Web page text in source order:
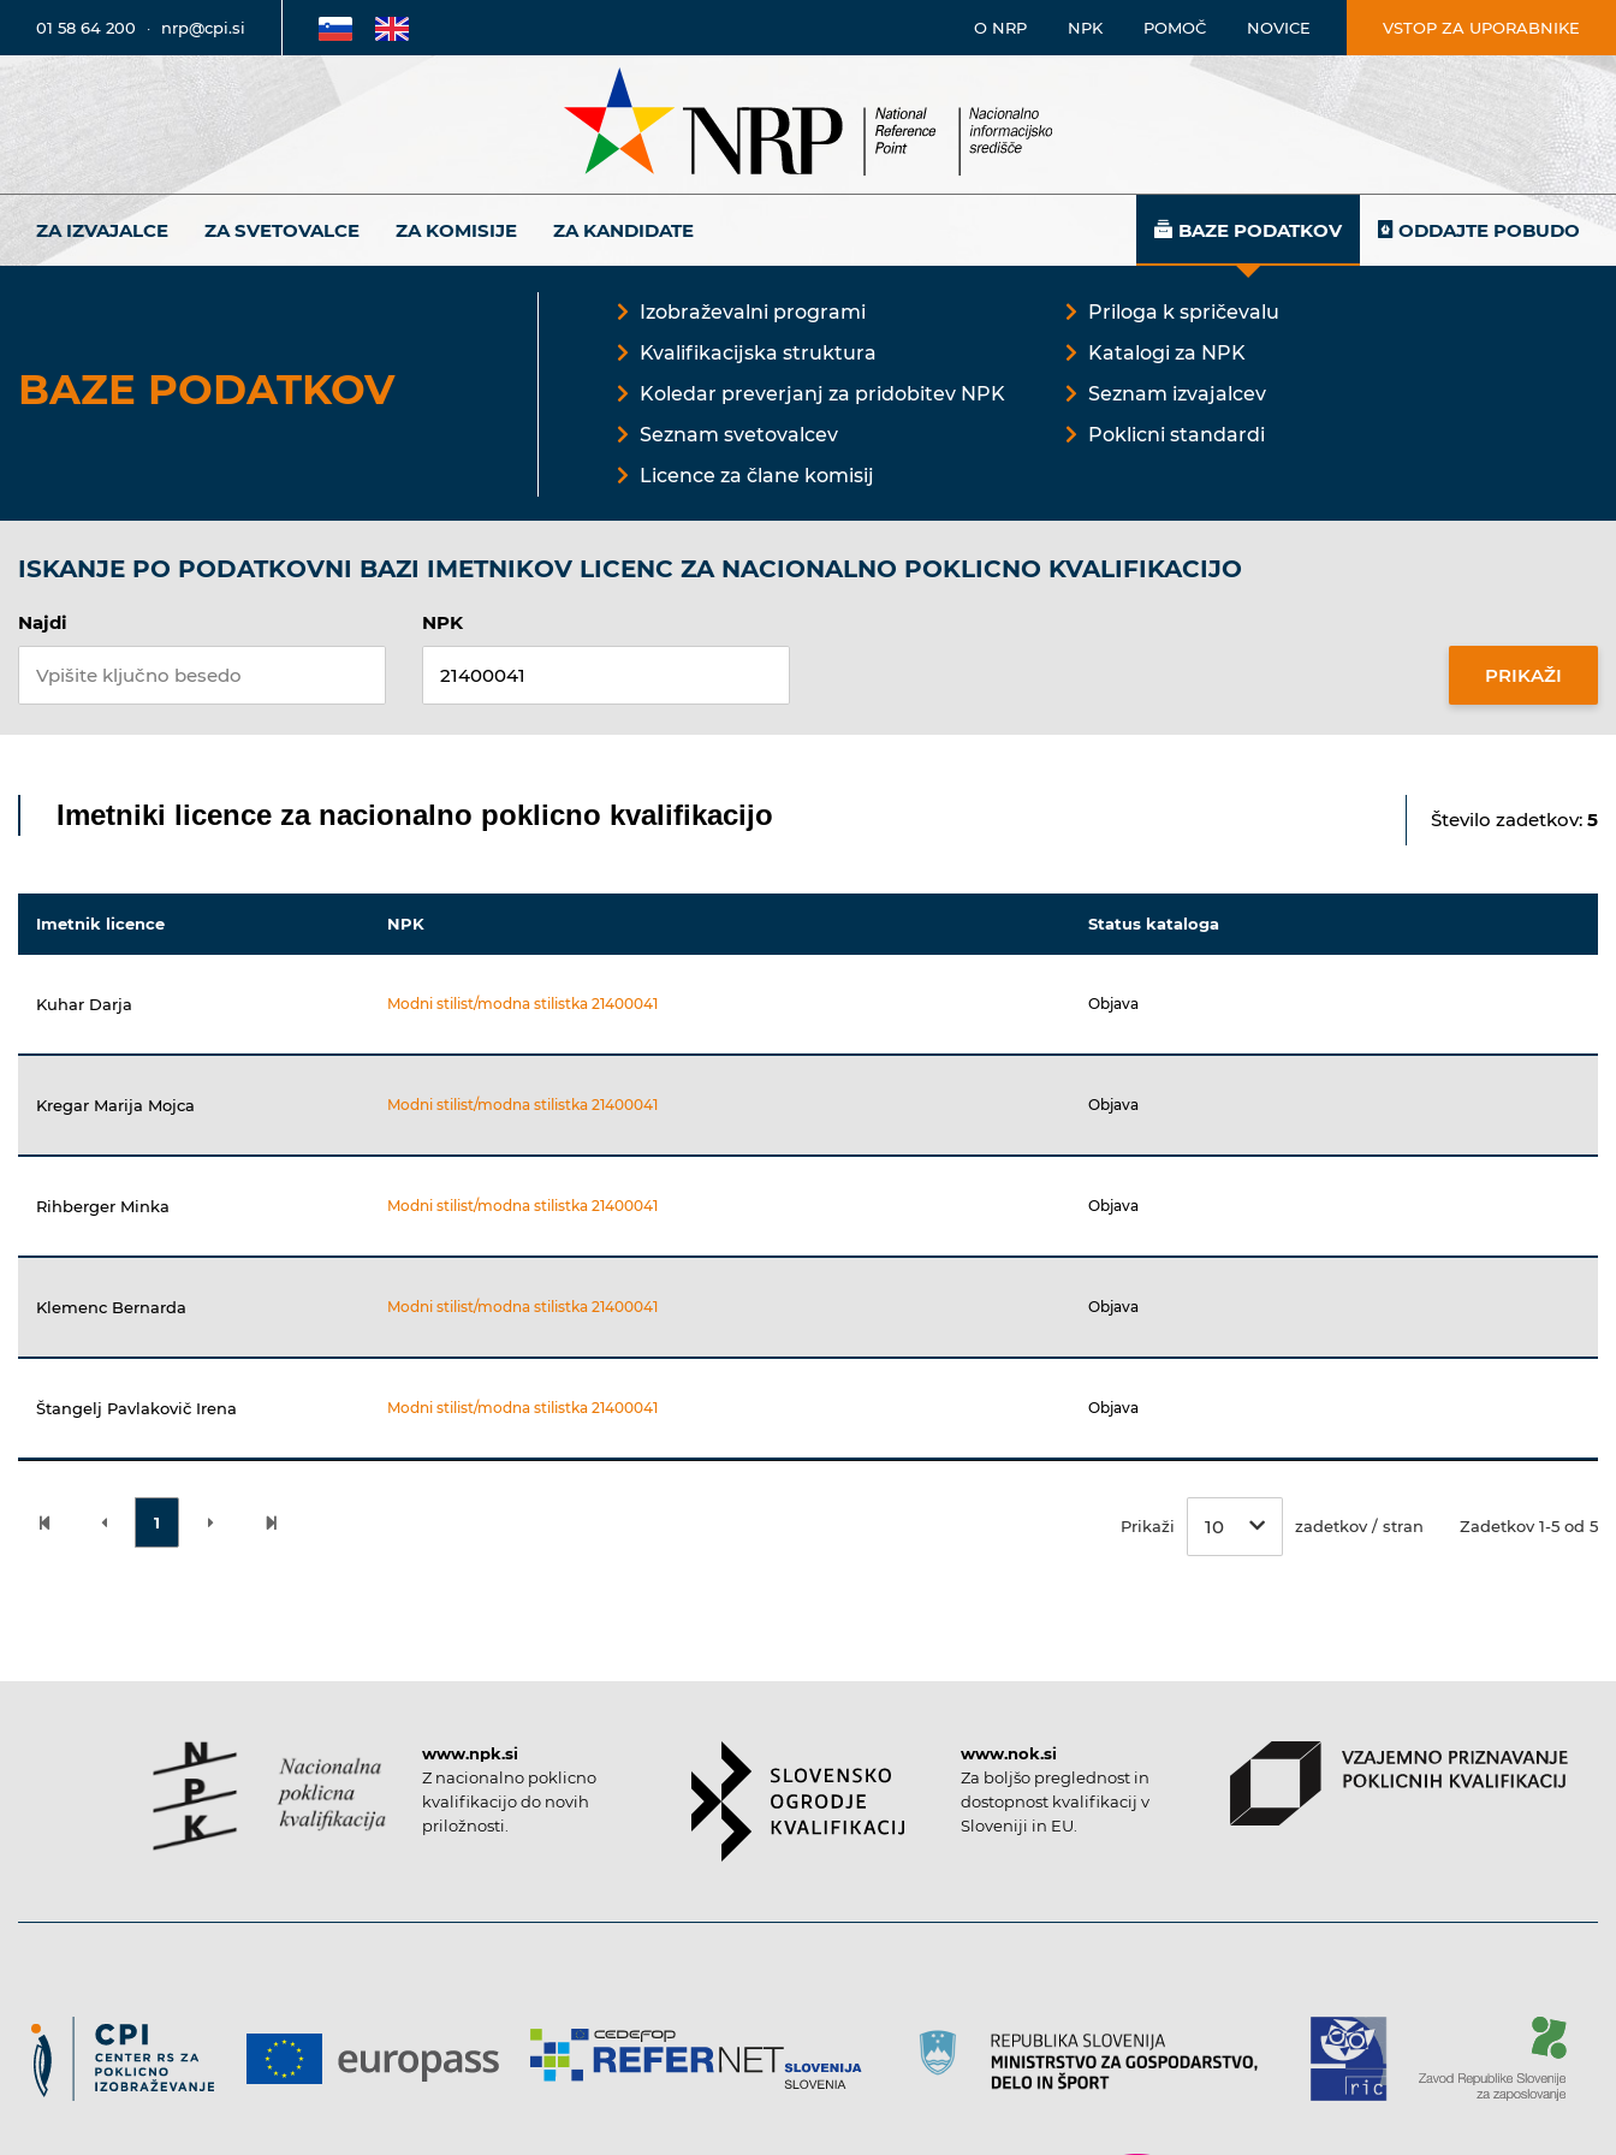
01 58 64 200 · nrp@cpi.si O NRP NPK POMOČ NOVICE VSTOP ZA UPORABNIKE
ZA IZVAJALCE ZA SVETOVALCE ZA KOMISIJE ZA KANDIDATE BAZE PODATKOV ODDAJTE POBUDO
BAZE PODATKOV
Izobraževalni programi
Kvalifikacijska struktura
Koledar preverjanj za pridobitev NPK
Seznam svetovalcev
Licence za člane komisij
Priloga k spričevalu
Katalogi za NPK
Seznam izvajalcev
Poklicni standardi
ISKANJE PO PODATKOVNI BAZI IMETNIKOV LICENC ZA NACIONALNO POKLICNO KVALIFIKACIJO
Najdi NPK
Imetniki licence za nacionalno poklicno kvalifikacijo Število zadetkov: 5
Imetnik licence NPK Status kataloga
Kuhar Darja Modni stilist/modna stilistka 21400041 Objava
Kregar Marija Mojca Modni stilist/modna stilistka 21400041 Objava
Rihberger Minka Modni stilist/modna stilistka 21400041 Objava
Klemenc Bernarda Modni stilist/modna stilistka 21400041 Objava
Štangelj Pavlakovič Irena Modni stilist/modna stilistka 21400041 Objava
1 Prikaži 10 zadetkov / stran Zadetkov 1-5 od 5
www.npk.si
Z nacionalno poklicno
kvalifikacijo do novih
priložnosti.
www.nok.si
Za boljšo preglednost in
dostopnost kvalifikacij v
Sloveniji in EU.